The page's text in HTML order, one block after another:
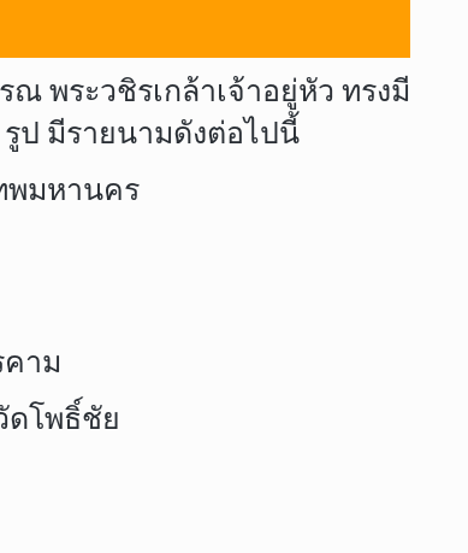
พระวชิรเกล้าเจ้าอยู่หัว ทรงมี
ป มีรายนามดังต่อไปนี้
พมหานคร
าม
โพธิ์ชัย